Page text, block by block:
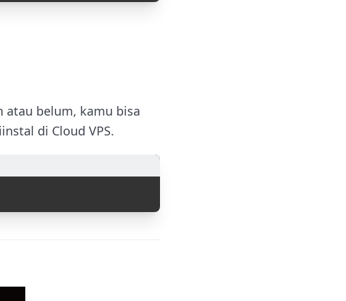
atau belum, kamu bisa
di Cloud VPS.